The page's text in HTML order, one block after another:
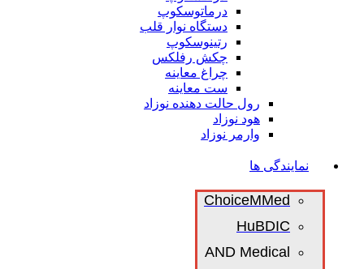
درماتوسکوپ
دستگاه نوار قلب
رتینوسکوپ
چکش رفلکس
چراغ معاینه
ست معاینه
رول حالت دهنده نوزاد
هود نوزاد
وارمر نوزاد
نمایندگی ها
ChoiceMMed
HuBDIC
AND Medical